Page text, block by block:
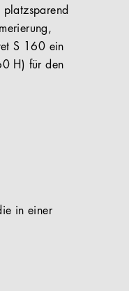
S 160 ein
H) für den
in einer